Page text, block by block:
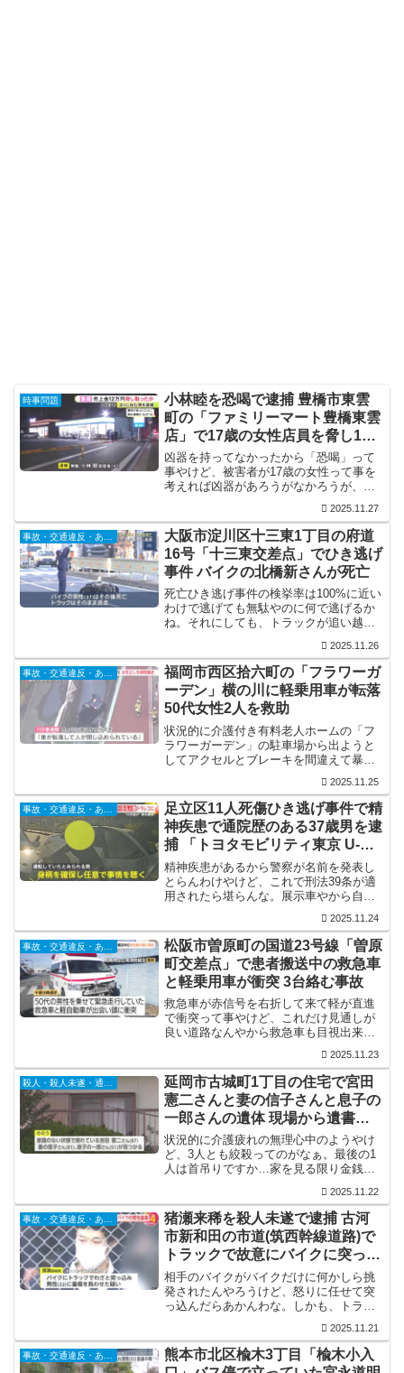
時事問題
小林睦を恐喝で逮捕 豊橋市東雲
町の「ファミリーマート豊橋東雲
店」で17歳の女性店員を脅し12
万円を奪う
凶器を持ってなかったから「恐喝」って
事やけど、被害者が17歳の女性って事を
考えれば凶器があろうがなかろうが、こ
ない事になっとるやろうから、これは
「強盗」でええと思うんやけど…それに
しても、43歳にもなって17歳を脅して金
を奪うって何やっとるんやろね。
2025.11.27
大阪市淀川区十三東1丁目の府道
16号「十三東交差点」でひき逃げ
事件 バイクの北橋新さんが死亡
死亡ひき逃げ事件の検挙率は100%に近い
わけで逃げても無駄やのに何で逃げるか
ね。それにしても、トラックが追い越し
って事やけど、ほんまトラックって無確
認で車線変更しよるな。
2025.11.26
福岡市西区拾六町の「フラワーガ
ーデン」横の川に軽乗用車が転落
50代女性2人を救助
状況的に介護付き有料老人ホームの「フ
ラワーガーデン」の駐車場から出ようと
してアクセルとブレーキを間違えて暴走
ちるのは難しいんやけどなぁ。何でこう
なったかさっぱり分からん。
2025.11.25
事故・交通違反・あおり運転
足立区11人死傷ひき逃げ事件で精
神疾患で通院歴のある37歳男を逮
捕 「トヨタモビリティ東京 U-
Car足立店」で展示車を盗み国道
4号暴走
精神疾患があるから警察が名前を発表し
とらんわけやけど、これで刑法39条が適
用されたら堪らんな。展示車やから自賠
2025.11.24
松阪市曽原町の国道23号線「曽原
町交差点」で患者搬送中の救急車
と軽乗用車が衝突 3台絡む事故
救急車が赤信号を右折して来て軽が直進
で衝突って事やけど、これだけ見通しが
良い道路なんやから救急車も目視出来て
れんほどのスピードを出してたか？救急
車にぶつかるとか、ほんまどうしようも
ない。
2025.11.23
延岡市古城町1丁目の住宅で宮田
憲二さんと妻の信子さんと息子の
一郎さんの遺体 現場から遺書の
ようなもの 無理心中か
状況的に介護疲れの無理心中のようやけ
ど、3人とも絞殺ってのがなぁ。最後の1
人は首吊りですか…家を見る限り金銭的
設に預けるなり、介護サービスを頼りゃ
何とかなったやろうに、そういう事が出
来ん人も一定数おるんやろな。
2025.11.22
猪瀬来稀を殺人未遂で逮捕 古河
市新和田の市道(筑西幹線道路)で
トラックで故意にバイクに突っ込
み男性に重傷を負わせる
相手のバイクがバイクだけに何かしら挑
発されたんやろうけど、怒りに任せて突
っ込んだらあかんわな。しかも、トラッ
2025.11.21
事故・交通違反・あおり運転
熊本市北区楡木3丁目「楡木小入